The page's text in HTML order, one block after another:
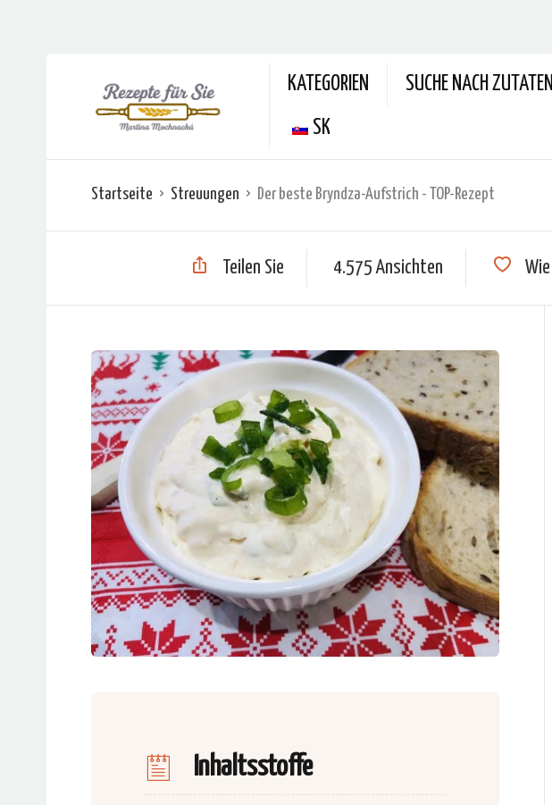
KATEGORIEN SUCHE NACH ZUTATEN
SK
Startseite Streuungen Der beste Bryndza-Aufstrich - TOP-Rezept
Teilen Sie 4.575 Ansichten Wie
Inhaltsstoffe